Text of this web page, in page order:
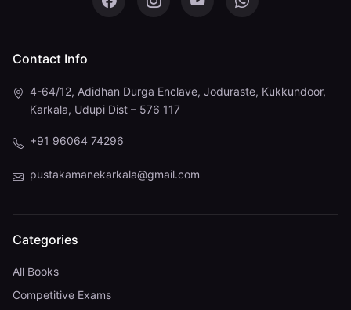
Pustaka Mane on Facebook
Pustaka Mane on Instagram
Pustaka Mane on
Pustaka Mane
Contact Info
4-64/12, Adidhan Durga Enclave, Joduraste, Kukkundoor,
Karkala, Udupi Dist – 576 117
+91 96064 74296
pustakamanekarkala@gmail.com
Categories
All Books
Competitive Exams